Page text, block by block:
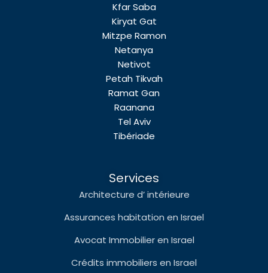
Kfar Saba
Kiryat Gat
Mitzpe Ramon
Netanya
Netivot
Petah Tikvah
Ramat Gan
Raanana
Tel Aviv
Tibériade
Services
Architecture d’ intérieure
Assurances habitation en Israel
Avocat Immobilier en Israel
Crédits immobiliers en Israel